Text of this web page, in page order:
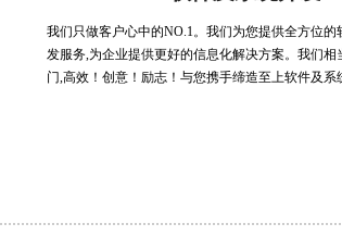
我们只做客户心中的NO.1。我们为您提供全方位的
发服务,为企业提供更好的信息化解决方案。我们相
门,高效！创意！励志！与您携手缔造至上软件及系